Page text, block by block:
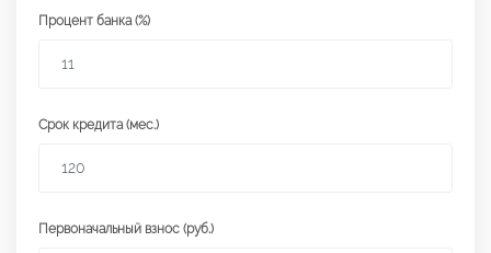
Процент банка (%)
Срок кредита (мес.)
Первоначальный взнос (руб.)